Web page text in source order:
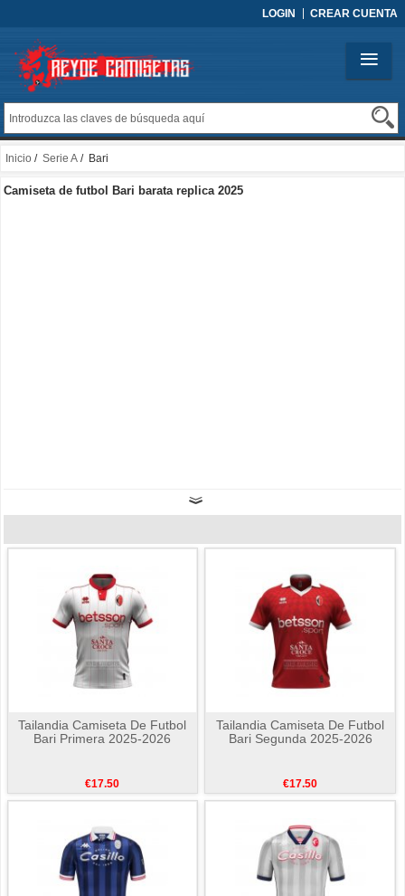
LOGIN CREAR CUENTA
Inicio / Serie A / Bari
Camiseta de futbol Bari barata replica 2025
Tailandia Camiseta De Futbol
Bari Primera 2025-2026
€17.50
Tailandia Camiseta De Futbol
Bari Segunda 2025-2026
€17.50